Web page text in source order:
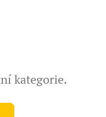
kategorie.